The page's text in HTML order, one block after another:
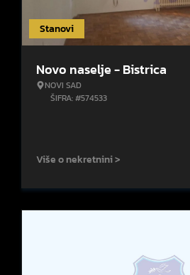
Stanovi
Novo naselje - Bistrica
NOVI SAD
ŠIFRA: #574533
Više o nekretnini >